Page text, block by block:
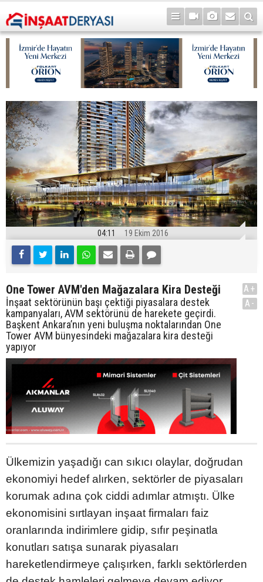
04:11 19 Ekim 2016
One Tower AVM'den Mağazalara Kira Desteği
İnşaat sektörünün başı çektiği piyasalara destek
kampanyaları, AVM sektörünü de harekete geçirdi.
Başkent Ankara’nın yeni buluşma noktalarından One
Tower AVM bünyesindeki mağazalara kira desteği
yapıyor
A+
A-
Ülkemizin yaşadığı can sıkıcı olaylar, doğrudan
ekonomiyi hedef alırken, sektörler de piyasaları
korumak adına çok ciddi adımlar atmıştı. Ülke
ekonomisini sırtlayan inşaat firmaları faiz
oranlarında indirimlere gidip, sıfır peşinatla
konutları satışa sunarak piyasaları
hareketlendirmeye çalışırken, farklı sektörlerden